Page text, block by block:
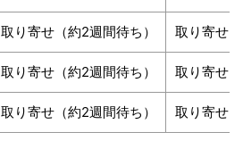
取り寄せ（約2週間待ち） 取り寄せ
取り寄せ（約2週間待ち） 取り寄せ
取り寄せ（約2週間待ち） 取り寄せ